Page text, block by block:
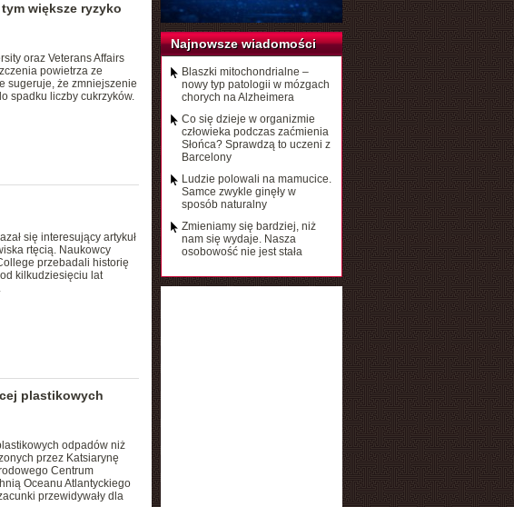
większe ryzyko
oraz Veterans Affairs
powietrza ze
sugeruje, że zmniejszenie
spadku liczby cukrzyków.
się interesujący artykuł
rtęcią. Naukowcy
przebadali historię
kilkudziesięciu lat
plastikowych
odpadów niż
przez Katsiarynę
Centrum
Oceanu Atlantyckiego
przewidywały dla
Najnowsze wiadomości
Blaszki mitochondrialne –
nowy typ patologii w mózgach
chorych na Alzheimera
Co się dzieje w organizmie
człowieka podczas zaćmienia
Słońca? Sprawdzą to uczeni z
Barcelony
Ludzie polowali na mamucice.
Samce zwykle ginęły w
sposób naturalny
Zmieniamy się bardziej, niż
nam się wydaje. Nasza
osobowość nie jest stała